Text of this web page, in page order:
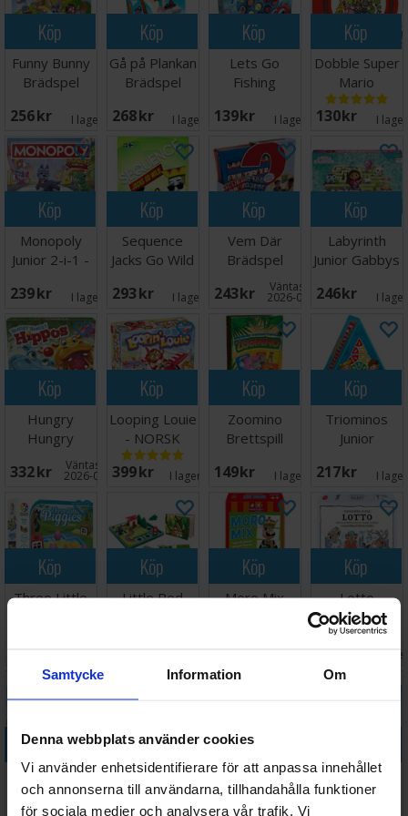
Samtycke Information Om
Denna webbplats använder cookies
Vi använder enhetsidentifierare för att anpassa innehållet
och annonserna till användarna, tillhandahålla funktioner
för sociala medier och analysera vår trafik. Vi
Köp
Funny Bunny
Brädspel
256 SEK I lager: 9
Köp
Gå på Plankan
Brädspel
268 SEK I lager:
Köp
Lets Go
Fishing
139 SEK I lager:
Köp
Dobble Super
Mario
Brädspel
130 SEK I
Köp
Monopoly
Junior 2-i-1 -
239 SEK I lager: 4
Köp
Sequence
Jacks Go Wild
293 SEK I lager: 1
Köp
Vem Där
Brädspel
243 SEK Väntas in:
2026-08-15
Köp
Labyrinth
Junior Gabbys
246 SEK I
Köp
Hungry
Hungry
Hippos
Brädspel
332 SEK Väntas in:
2026-08-28
Köp
Looping Louie
- NORSK
399 SEK I lager: 14
Köp
Zoomino
Brettspill
149 SEK I lager: 2
Köp
Triominos
Junior
217 SEK I
Köp
Three Little
Köp
Little Red
Köp
Moro Mix
Köp
Lotto
Hakkebakkeskogen
I
Köp
Tempo
Brädspel
Köp
Alarm
Brettspill
Köp
Sequence
Junior
Balance
Beans